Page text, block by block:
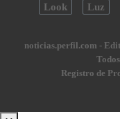
Look
Luz
noticias.perfil.com -
Registro de